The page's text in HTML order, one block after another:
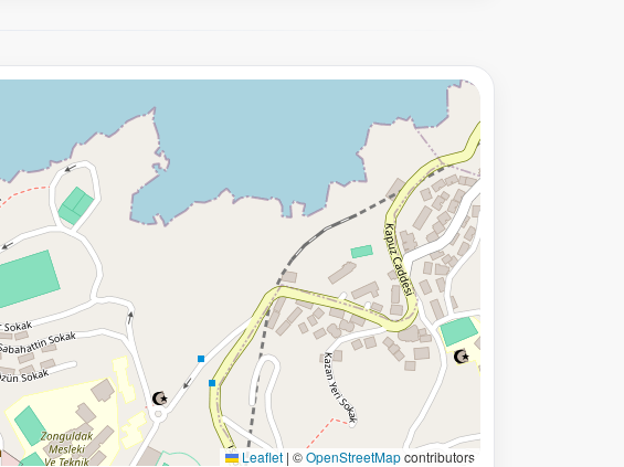
Leaflet | ©OpenStreetMapcontributors